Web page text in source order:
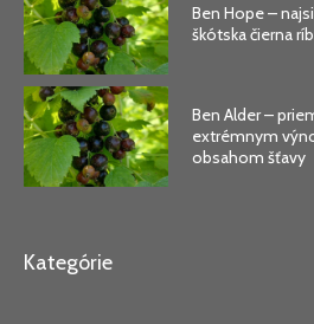
Ben Hope –
škótska čierna
Ben Alder –
extrémnym
obsahom šťavy
Kategórie